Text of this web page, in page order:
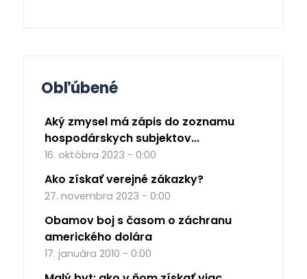
Obľúbené
Aký zmysel má zápis do zoznamu
hospodárskych subjektov...
16. októbra 2023 - 0:00
Ako získať verejné zákazky?
27. novembra 2023 - 0:00
Obamov boj s časom o záchranu
amerického dolára
17. januára 2010 - 0:00